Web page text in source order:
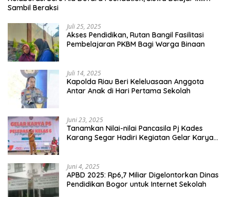
Sambil Beraksi
Juli 25, 2025
Akses Pendidikan, Rutan Bangil Fasilitasi
Pembelajaran PKBM Bagi Warga Binaan
Juli 14, 2025
Kapolda Riau Beri Keleluasaan Anggota
Antar Anak di Hari Pertama Sekolah
Juni 23, 2025
Tanamkan Nilai-nilai Pancasila Pj Kades
Karang Segar Hadiri Kegiatan Gelar Karya
Juni 4, 2025
APBD 2025: Rp6,7 Miliar Digelontorkan Dinas
Pendidikan Bogor untuk Internet Sekolah